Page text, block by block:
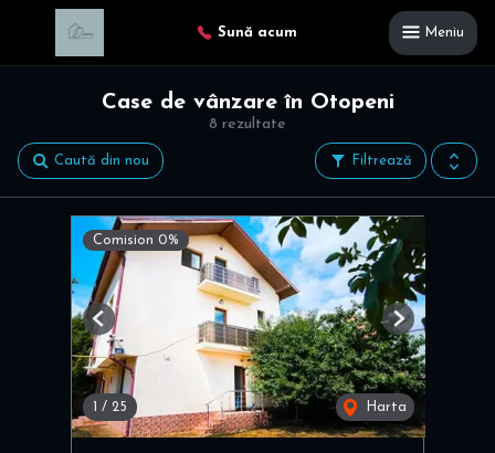
Sună acum Meniu
8 rezultate
Case de vânzare în Otopeni
Filtrează
Caută din nou
Comision 0%
1 / 25 Harta
Previous Next